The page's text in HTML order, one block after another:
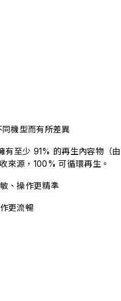
機型而有所差異
至少 91% 的再生內容物（由
來源，100% 可循環再生。
、操作更精準
更流暢